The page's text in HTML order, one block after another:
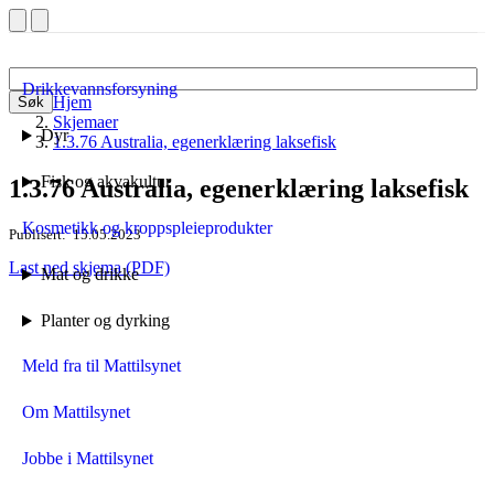
Søk
Drikkevannsforsyning
Dyr
Fisk og akvakultur
Kosmetikk og kroppspleieprodukter
Mat og drikke
Planter og dyrking
Meld fra til Mattilsynet
Om Mattilsynet
Jobbe i Mattilsynet
Hjem
Skjemaer
1.3.76 Australia, egenerklæring laksefisk
1.3.76 Australia, egenerklæring laksefisk
Publisert 15.05.2023
Last ned skjema (PDF)